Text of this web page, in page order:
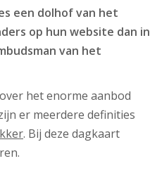
een dolhof van het
op hun website dan in
van het
het enorme aanbod
er meerdere definities
. Bij deze dagkaart